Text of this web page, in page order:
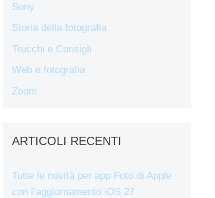
Sony
Storia della fotografia
Trucchi e Consigli
Web e fotografia
Zoom
ARTICOLI RECENTI
Tutte le novità per app Foto di Apple
con l’aggiornamento iOS 27